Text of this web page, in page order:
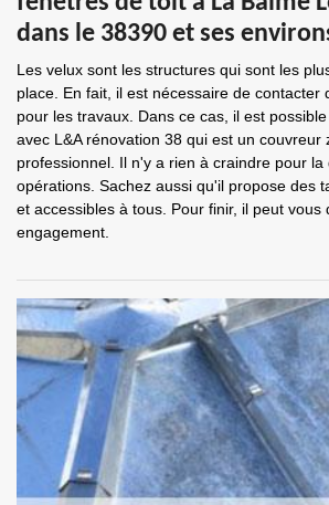
dans le 38390 et ses
Les velux sont les structures qui sont les
place. En fait, il est nécessaire de contacter
pour les travaux. Dans ce cas, il est
avec L&A rénovation 38 qui est un couvreur
professionnel. Il n'y a rien à craindre pour la
opérations. Sachez aussi qu'il propose des
et accessibles à tous. Pour finir, il peut vous
engagement.